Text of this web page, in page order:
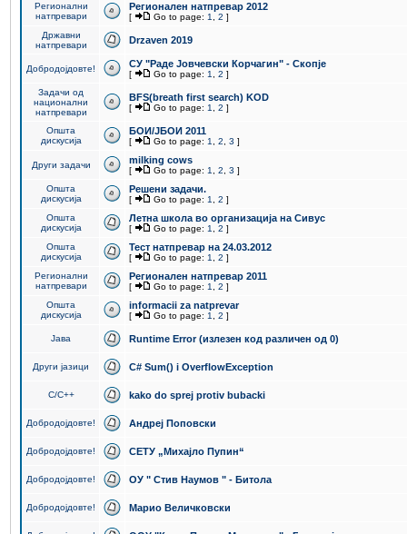
Регионални
натпревари
Регионален натпревар 2012
[ Go to page: 1 2 ]
Државни
натпревари
Drzaven 2019
Добродојдовте! СУ "Раде Јовчевски Корчагин" - Скопје
[ Go to page: 1 2 ]
Задачи од
национални
натпревари
BFS(breath first search) KOD
[ Go to page: 1 2 ]
Општа
дискусија
БОИ/ЈБОИ 2011
[ Go to page: 1 2 3 ]
Други задачи milking cows
[ Go to page: 1 2 3 ]
Општа
дискусија
Решени задачи.
[ Go to page: 1 2 ]
Општа
дискусија
Летна школа во организација на Сивус
[ Go to page: 1 2 ]
Општа
дискусија
Тест натпревар на 24.03.2012
[ Go to page: 1 2 ]
Регионални
натпревари
Регионален натпревар 2011
[ Go to page: 1 2 ]
Општа
дискусија
informacii za natprevar
[ Go to page: 1 2 ]
Јава Runtime Error (излезен код различен од 0)
Други јазици C# Sum() i OverflowException
C/C++ kako do sprej protiv bubacki
Добродојдовте! Андреј Поповски
Добродојдовте! СЕТУ „Михајло Пупин“
Добродојдовте! ОУ " Стив Наумов " - Битола
Добродојдовте! Марио Величковски